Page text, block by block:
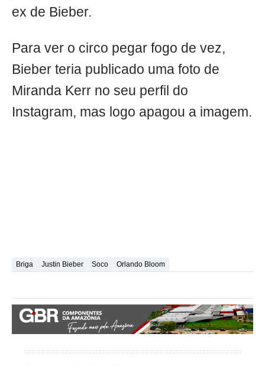
ex de Bieber.
Para ver o circo pegar fogo de vez,
Bieber teria publicado uma foto de
Miranda Kerr no seu perfil do
Instagram, mas logo apagou a imagem.
Briga Justin Bieber Soco Orlando Bloom